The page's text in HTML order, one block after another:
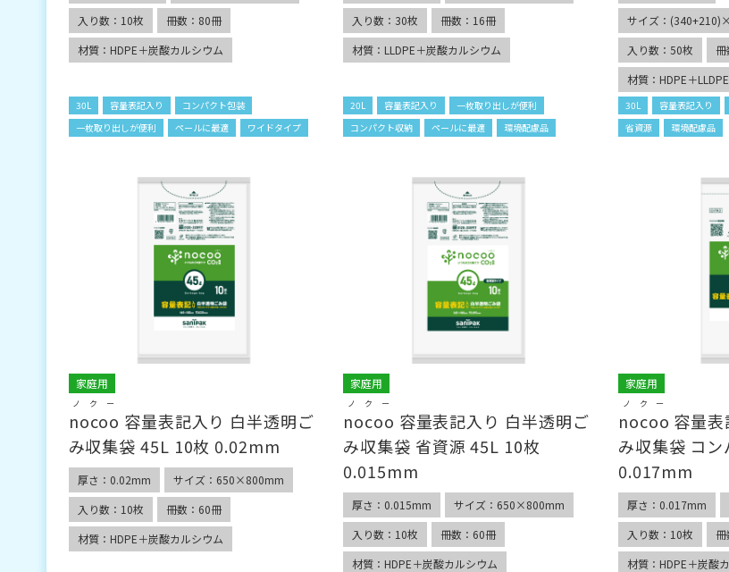
入り数：10枚
冊数：80冊
材質：HDPE＋炭酸カルシウム
30L 容量表記入り
コンパクト包装
一枚取り出しが便利
ペールに最適 ワイドタイプ
入り数：30枚
冊数：16冊
材質：LLDPE＋炭酸カルシウム
20L 容量表記入り
一枚取り出しが便利
コンパクト収納
ペールに最適 環境配慮品
サイズ：
入り数：50枚
冊
材質：HDPE＋
30L 容量表記入り
省資源
環境配慮品
家庭用
nocoo
ノクー
容量表記入り 白半透明ご
み収集袋 45L 10枚 0.02mm
厚さ：0.02mm
サイズ：650×800mm
入り数：10枚
冊数：60冊
材質：HDPE＋炭酸カルシウム
家庭用
nocoo
ノクー
容量表記入り 白半透明ご
み収集袋 省資源 45L 10枚
0.015mm
厚さ：0.015mm
サイズ：650×800mm
入り数：10枚
冊数：60冊
材質：HDPE＋炭酸カルシウム
家庭用
nocoo
ノクー
容量
み収集袋 コ
0.017mm
厚さ：0.017mm
入り数：10枚
冊
材質：HDPE＋炭酸